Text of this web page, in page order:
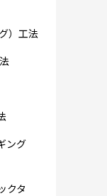
）工法
ング
クタ